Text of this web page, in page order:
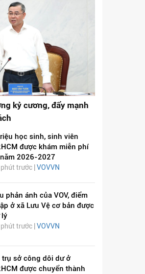
kỷ cương, đẩy mạnh
học sinh, sinh viên
được khám miễn phí
2026-2027
trước | VOVVN
phản ánh của VOV, điểm
ở xã Lưu Vệ cơ bản được
lý
trước |VOVVN
trụ sở công dôi dư ở
được chuyển thành